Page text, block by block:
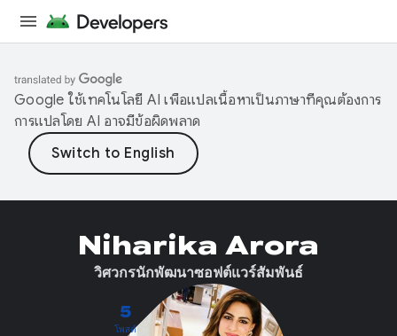
Google ใช้เทคโนโลยี AI เพื่อแปลเนื้อหาเป็นภาษาที่คุณต้องการ
การแปลโดย AI อาจมีข้อผิดพลาด
5
โพสต์
Niharika Arora
วิศวกรนักพัฒนาซอฟต์แวร์สัมพันธ์